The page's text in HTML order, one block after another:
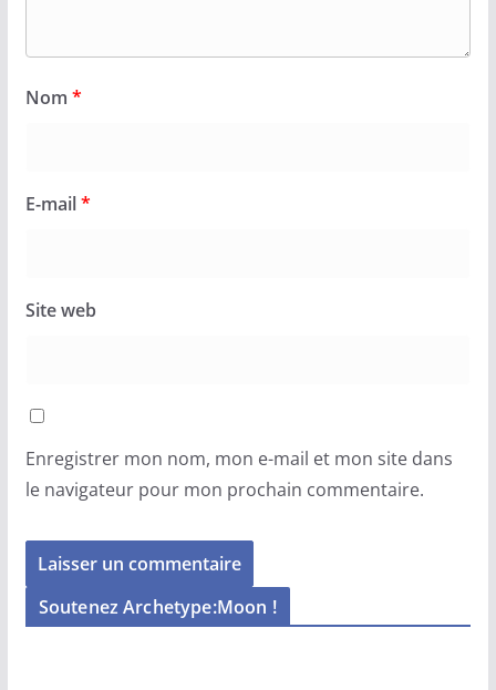
Nom *
E-mail*
Site web
Enregistrer mon nom, mon e-mail et mon site dans
le navigateur pour mon prochain commentaire.
Soutenez Archetype:Moon !